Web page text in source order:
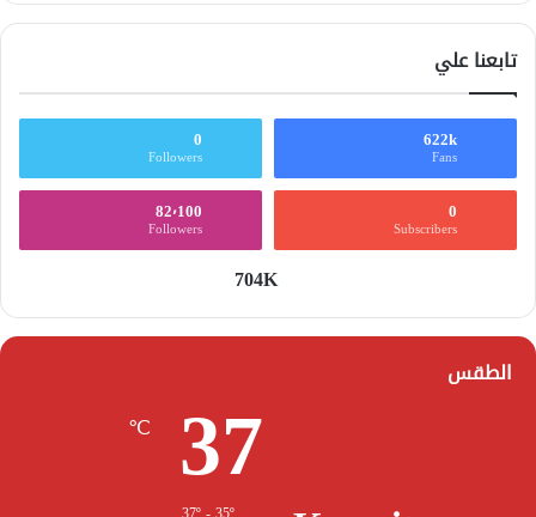
تابعنا علي
622k
Fans
0
Followers
0
Subscribers
82٬100
Followers
704K
الطقس 37
℃